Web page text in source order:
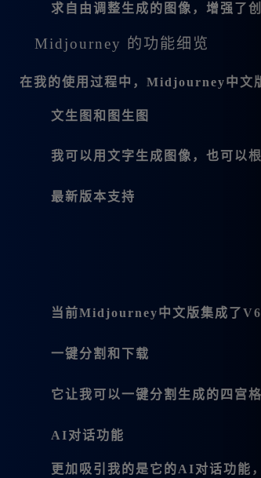
求自由调整生成的图像，增强了
Midjourney 的功能细览
在我的使用过程中，Midjourney中文
文生图和图生图
我可以用文字生成图像，也可以
最新版本支持
当前Midjourney中文版集成了
一键分割和下载
它让我可以一键分割生成的四宫
AI对话功能
更加吸引我的是它的AI对话功能